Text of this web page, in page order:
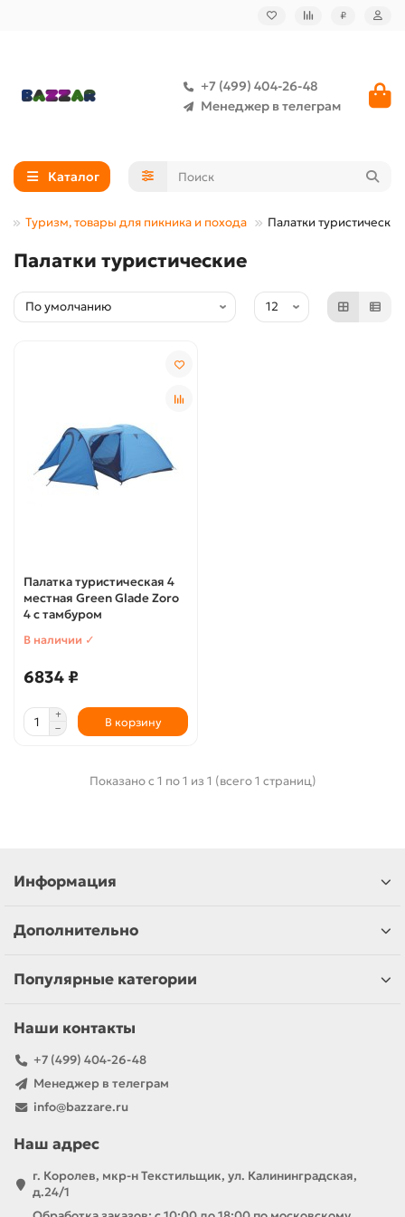
₽
+7 (499) 404-26-48
Менеджер в телеграм
Каталог
Туризм, товары для пикника и похода Палатки туристические
Палатки туристические
Палатка туристическая 4
местная Green Glade Zoro
4 с тамбуром
В наличии ✓
6834 ₽
В корзину
Показано с 1 по 1 из 1 (всего 1 страниц)
Информация
Дополнительно
Популярные категории
Наши контакты
+7 (499) 404-26-48
Менеджер в телеграм
info@bazzare.ru
Наш адрес
г. Королев, мкр-н Текстильщик, ул. Калининградская,
д.24/1